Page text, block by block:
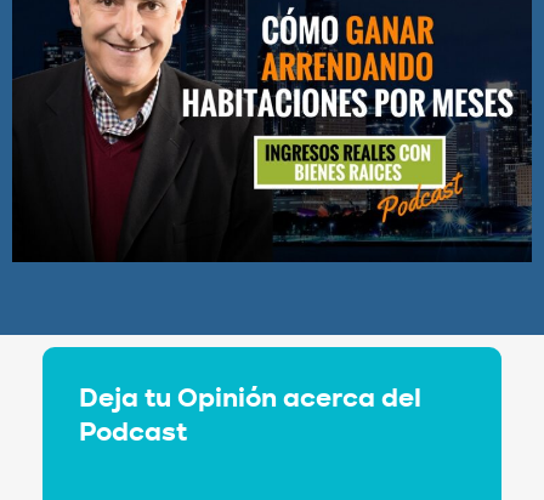
Deja tu Opinión acerca del
Podcast